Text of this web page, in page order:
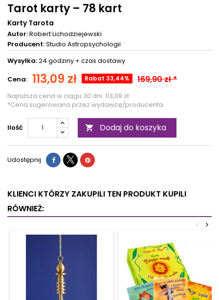
Tarot karty – 78 kart
Karty Tarota
Autor:Robert Lichodziejewski
Producent:Studio Astropsychologii
Wysyłka:24 godziny + czas dostawy
Cena: 113,09 zł Rabat 33,44% 169,90 zł *
Najniższa cena w ciągu 30 dni: 113,09 zł
*Cena sugerowana przez wydawcę/producenta
Ilość  Dodaj do koszyka
Udostępnij
KLIENCI KTÓRZY ZAKUPILI TEN PRODUKT KUPILI
RÓWNIEŻ:
>
<